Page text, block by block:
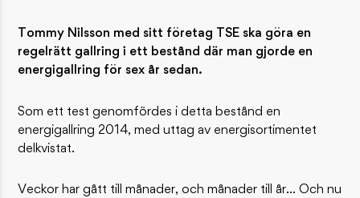
Tommy Nilsson med sitt företag TSE ska göra en
regelrätt gallring i ett bestånd där man gjorde en
energigallring för sex år sedan.
Som ett test genomfördes i detta bestånd en
energigallring 2014, med uttag av energisortimentet
delkvistat.
Veckor har gått till månader, och månader till år... Och nu